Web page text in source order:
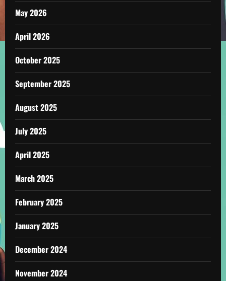
May 2026
April 2026
October 2025
September 2025
August 2025
July 2025
April 2025
March 2025
February 2025
January 2025
December 2024
November 2024